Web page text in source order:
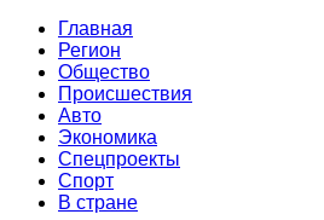
Главная
Регион
Общество
Происшествия
Авто
Экономика
Спецпроекты
Cпорт
В стране